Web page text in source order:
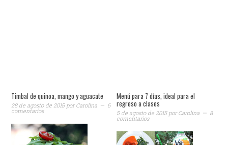
Timbal de quinoa, mango y aguacate
28 de agosto de 2015porCarolina 6
comentarios
Menú para 7 días, ideal para el
regreso a clases
5 de agosto de 2015porCarolina 8
comentarios